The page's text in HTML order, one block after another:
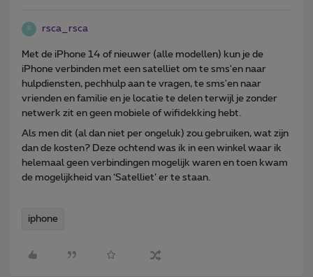
R rsca_rsca
Met de iPhone 14 of nieuwer (alle modellen) kun je de
iPhone verbinden met een satelliet om te sms'en naar
hulpdiensten, pechhulp aan te vragen, te sms'en naar
vrienden en familie en je locatie te delen terwijl je zonder
netwerk zit en geen mobiele of wifidekking hebt.
Als men dit (al dan niet per ongeluk) zou gebruiken, wat zijn
dan de kosten? Deze ochtend was ik in een winkel waar ik
helemaal geen verbindingen mogelijk waren en toen kwam
de mogelijkheid van ‘Satelliet’ er te staan.
iphone